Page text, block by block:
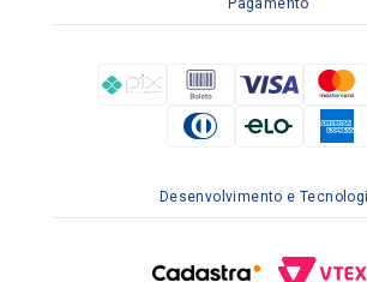
Pagamento
Desenvolvimento e